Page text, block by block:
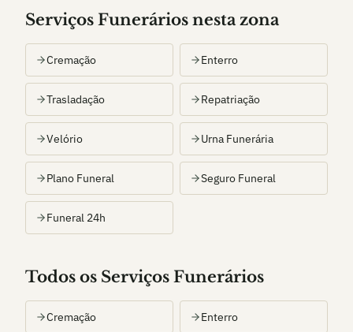
Serviços Funerários nesta zona
Cremação Enterro
Trasladação Repatriação
Velório Urna Funerária
Plano Funeral Seguro Funeral
Funeral 24h
Todos os Serviços Funerários
Cremação Enterro